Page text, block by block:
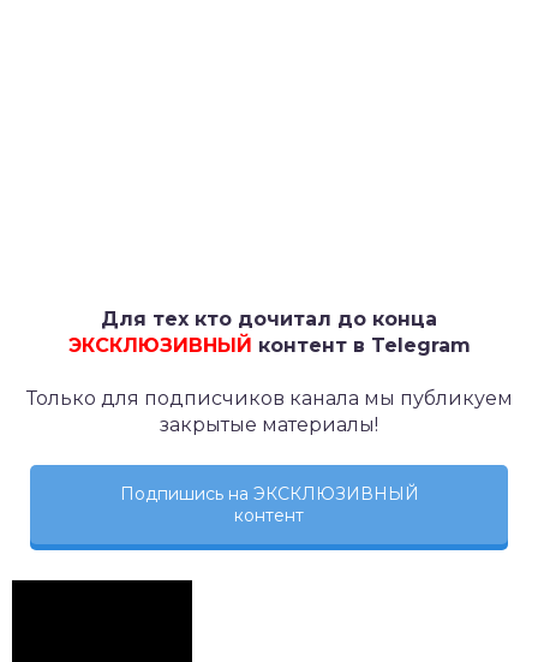
Для тех кто дочитал до конца
ЭКСКЛЮЗИВНЫЙ контент в Telegram
Только для подписчиков канала мы публикуем
закрытые материалы!
Подпишись на ЭКСКЛЮЗИВНЫЙ
контент